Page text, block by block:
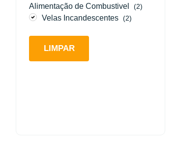
Alimentação de Combustivel
(2)
Velas Incandescentes (2)
LIMPAR